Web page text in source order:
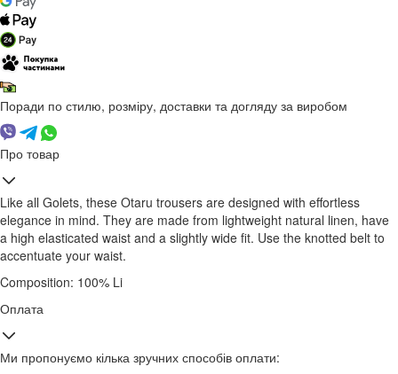
Поради по стилю, розміру, доставки та догляду за виробом
Про товар
Like all Golets, these Otaru trousers are designed with effortless
elegance in mind. They are made from lightweight natural linen, have
a high elasticated waist and a slightly wide fit. Use the knotted belt to
accentuate your waist.
Composition: 100% Li
Оплата
Ми пропонуємо кілька зручних способів оплати: